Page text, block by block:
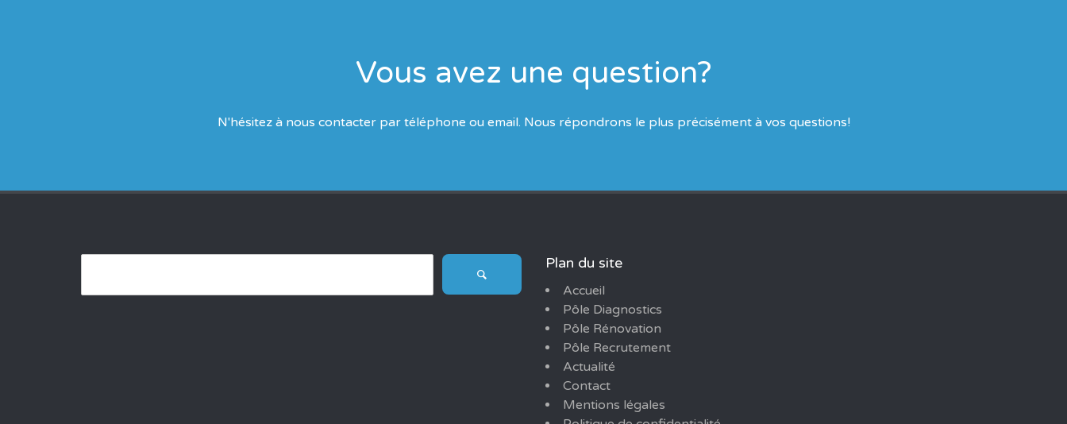
Vous avez une question?
N'hésitez à nous contacter par téléphone ou email. Nous répondrons le plus précisément à vos questions!
Plan du site
Accueil
Pôle Diagnostics
Pôle Rénovation
Pôle Recrutement
Actualité
Contact
Mentions légales